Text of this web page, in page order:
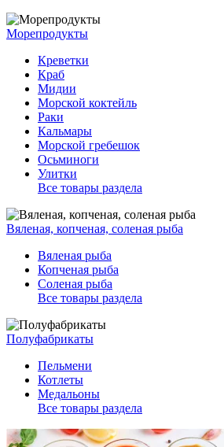
Морепродукты
Креветки
Краб
Мидии
Морской коктейль
Раки
Кальмары
Морской гребешок
Осьминоги
Улитки
Все товары раздела
Вяленая, копченая, соленая рыба
Вяленая рыба
Копченая рыба
Соленая рыба
Все товары раздела
Полуфабрикаты
Пельмени
Котлеты
Медальоны
Все товары раздела